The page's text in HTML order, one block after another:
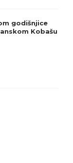
godišnjice
Kobašu